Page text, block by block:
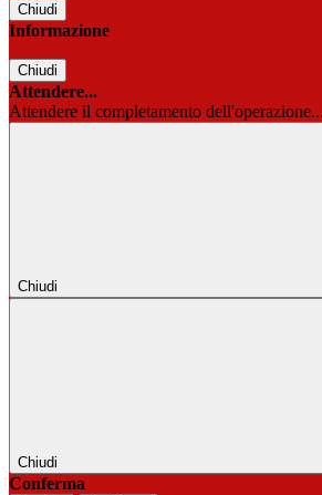
Chiudi
Informazione
Chiudi
Attendere...
Attendere il completamento dell'operazione...
Chiudi
Chiudi
Conferma